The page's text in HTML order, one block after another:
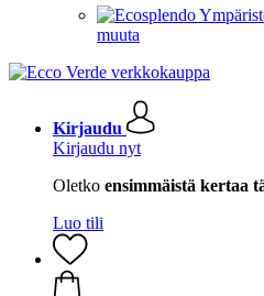
muuta
Kirjaudu
Kirjaudu nyt
Oletko ensimmäistä kertaa
Luo tili